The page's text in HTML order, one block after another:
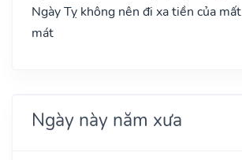
Ngày Tỵ không nên đi xa tiền của mất
mát
Ngày này năm xưa